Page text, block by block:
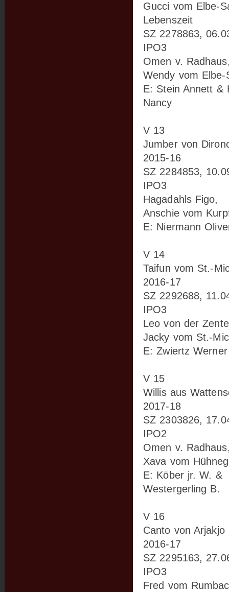
Gucci vom Elbe-
Lebenszeit
SZ 2278863,
IPO3
Omen v.
Wendy vom Elbe-
E: Stein Annett &
Nancy
V 13
Jumber von
2015-16
SZ 2284853,
IPO3
Hagadahls Figo,
Anschie vom
E: Niermann
V 14
Taifun vom St.-
2016-17
SZ 2292688,
IPO3
Leo von der
Jacky vom St.-
E: Zwiertz Werner
V 15
Willis aus
2017-18
SZ 2303826,
IPO2
Omen v.
Xava vom
E: Köber jr. W. &
Westergerling B.
V 16
Canto von Arjakjo
2016-17
SZ 2295163,
IPO3
Fred vom